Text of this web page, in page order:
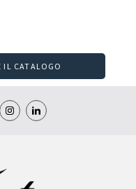
IL CATALOGO